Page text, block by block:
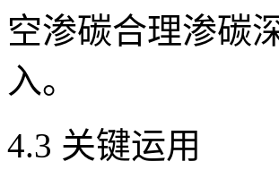
空渗碳合理渗碳
入。
4.3 关键运用